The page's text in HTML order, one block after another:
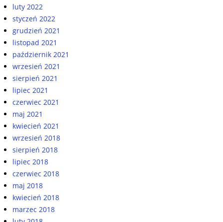
luty 2022
styczeń 2022
grudzień 2021
listopad 2021
październik 2021
wrzesień 2021
sierpień 2021
lipiec 2021
czerwiec 2021
maj 2021
kwiecień 2021
wrzesień 2018
sierpień 2018
lipiec 2018
czerwiec 2018
maj 2018
kwiecień 2018
marzec 2018